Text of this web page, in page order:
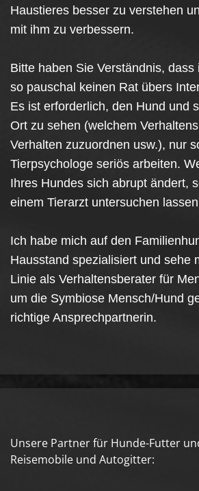
Haustieres besser zu verstehen
mit ihm zu verbessern.
Bitte haben Sie Verständnis, dass
so pauschal keinen Rat übers
Es ist erforderlich, den Hund und
Ort zu sehen (welchem
Verhalten zuzuordnen usw.), nur
Tierpsychologe seriös arbeiten.
Ihres Hundes sich abrupt ändert,
einem Tierarzt untersuchen
Ich habe mich auf den
Hausstand spezialisiert und sehe
Linie als Verhaltensberater für
um die Symbiose Mensch/Hund
richtige Ansprechpartnerin.
Unsere Partner für Hunde-Futter
Reisemobile und Autogitter: